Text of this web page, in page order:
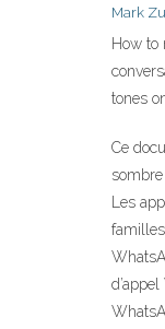
Mark
How to
tones
Ce
Les